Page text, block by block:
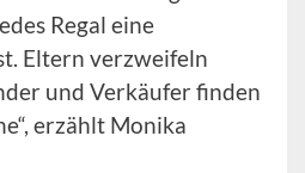
Regal eine
Eltern verzweifeln
und Verkäufer finden
erzählt Monika